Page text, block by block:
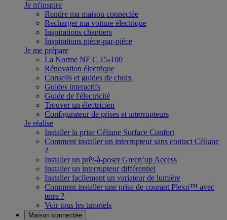
Je m'inspire
Rendre ma maison connectée
Recharger ma voiture électrique
Inspirations chantiers
Inspirations pièce-par-pièce
Je me prépare
La Norme NF C 15-100
Rénovation électrique
Conseils et guides de choix
Guides interactifs
Guide de l'électricité
Trouver un électricien
Configurateur de prises et interrupteurs
Je réalise
Installer la prise Céliane Surface Confort
Comment installer un interrupteur sans contact Céliane
?
Installer un prêt-à-poser Green’up Access
Installer un interrupteur différentiel
Installer facilement un variateur de lumière
Comment installer une prise de courant Plexo™ avec
terre ?
Voir tous les tutoriels
Maison connectée